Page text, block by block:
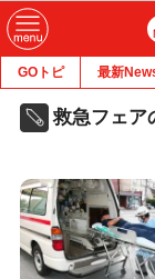
GOトピ 最新
救急フェア